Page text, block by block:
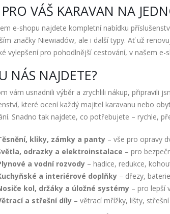
VÁŠ KARAVAN NA
e-shopu najdete kompletní nabídku
značky Niewiadów, ale i další typy. Ať už
vylepšení pro pohodlnější cestování, v našem e-
NÁS NAJDETE?
vám usnadnili výběr a zrychlili nákup, připravili
které ocení každý majitel karavanu nebo
Snadno tak najdete, co potřebujete – rychle,
kliky, zámky a panty – vše pro opravy
odrazky a elektroinstalace – pro
a vodní rozvody – hadice, redukce,
a interiérové doplňky – dřezy,
kol, držáky a úložné systémy – pro lepší
a střešní díly – větrací mřížky, lišty,